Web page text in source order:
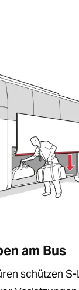
am Bus
schützen S-